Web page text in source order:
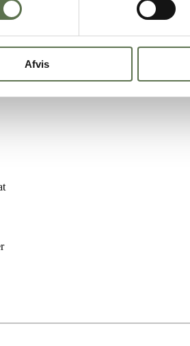
Afvis
squashkage perfekt! Vi har piftet den
inden den skal bages i ovnen i 40